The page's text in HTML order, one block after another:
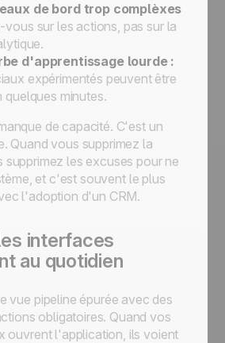
de bord trop complèxes
sur les actions, pas sur la
d'apprentissage lourde :
expérimentés peuvent être
quelques minutes.
de capacité. C'est un
Quand vous supprimez la
les excuses pour ne
et c'est souvent le plus
l'adoption d'un CRM.
interfaces
au quotidien
vue pipeline épurée avec des
obligatoires. Quand vos
ouvrent l'application, ils voient